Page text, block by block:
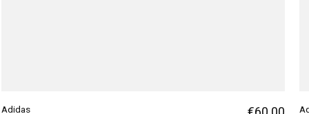
Adidas